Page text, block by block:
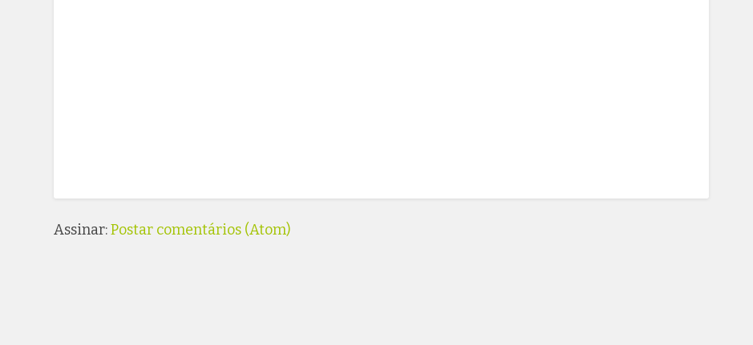
Assinar:Postar comentários (Atom)